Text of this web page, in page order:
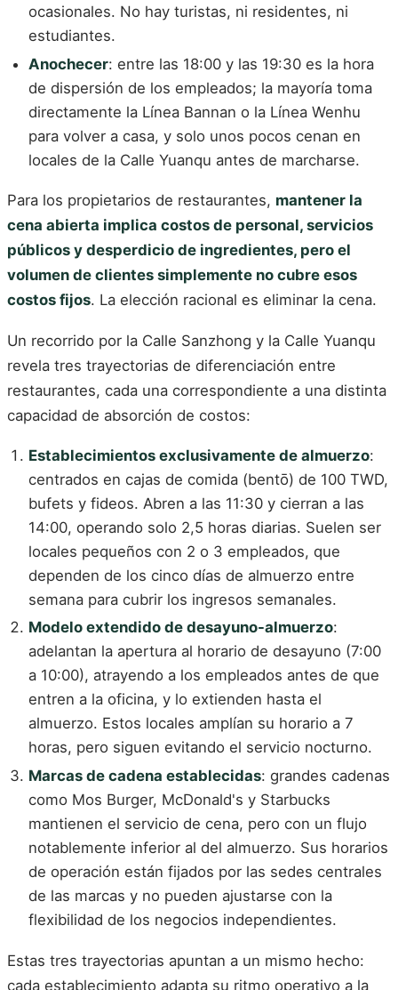
ocasionales. No hay turistas, ni residentes, ni
estudiantes.
Anochecer: entre las 18:00 y las 19:30 es la hora
de dispersión de los empleados; la mayoría toma
directamente la Línea Bannan o la Línea Wenhu
para volver a casa, y solo unos pocos cenan en
locales de la Calle Yuanqu antes de marcharse.
Para los propietarios de restaurantes, mantener la
cena abierta implica costos de personal, servicios
públicos y desperdicio de ingredientes, pero el
volumen de clientes simplemente no cubre esos
costos fijos. La elección racional es eliminar la cena.
Un recorrido por la Calle Sanzhong y la Calle Yuanqu
revela tres trayectorias de diferenciación entre
restaurantes, cada una correspondiente a una distinta
capacidad de absorción de costos:
Establecimientos exclusivamente de almuerzo:
centrados en cajas de comida (bentō) de 100 TWD,
bufets y fideos. Abren a las 11:30 y cierran a las
14:00, operando solo 2,5 horas diarias. Suelen ser
locales pequeños con 2 o 3 empleados, que
dependen de los cinco días de almuerzo entre
semana para cubrir los ingresos semanales.
Modelo extendido de desayuno-almuerzo:
adelantan la apertura al horario de desayuno (7:00
a 10:00), atrayendo a los empleados antes de que
entren a la oficina, y lo extienden hasta el
almuerzo. Estos locales amplían su horario a 7
horas, pero siguen evitando el servicio nocturno.
Marcas de cadena establecidas: grandes cadenas
como Mos Burger, McDonald's y Starbucks
mantienen el servicio de cena, pero con un flujo
notablemente inferior al del almuerzo. Sus horarios
de operación están fijados por las sedes centrales
de las marcas y no pueden ajustarse con la
flexibilidad de los negocios independientes.
Estas tres trayectorias apuntan a un mismo hecho:
cada establecimiento adapta su ritmo operativo a la